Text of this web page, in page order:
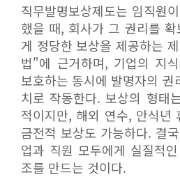
직무발명보상제도는 임직원
했을 때, 회사가 그 권리를
게 정당한 보상을 제공하는
법"에 근거하며, 기업의 지
보호하는 동시에 발명자의 권
치로 작동한다. 보상의 형태
적이지만, 해외 연수, 안식년
금전적 보상도 가능하다. 결
업과 직원 모두에게 실질적
조를 만드는 것이다.